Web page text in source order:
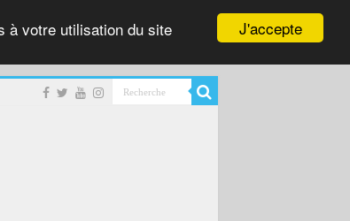
J'accepte
à votre utilisation du site